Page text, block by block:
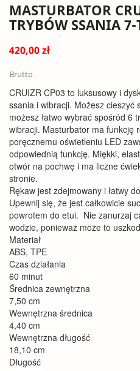
MASTURBATOR
TRYBÓW SSANIA
420,00 zł
Brutto
CRUIZR CP03 to luksusowy i
ssania i wibracji. Możesz cieszyć
możesz łatwo wybrać spośród 6
wibracji. Masturbator ma funkcję
poręcznemu oświetleniu LED
odpowiednią funkcję. Miękki,
otwór na pochwę i ma liczne
stronie.
Rękaw jest zdejmowany i łatwy
Upewnij się, że jest całkowicie
powrotem do etui. Nie zanurzaj
wodzie, ponieważ może to
Materiał
ABS, TPE
Czas działania
60 minut
Średnica zewnętrzna
7,50 cm
Wewnętrzna średnica
4,40 cm
Wewnętrzna długość
18,10 cm
Długość